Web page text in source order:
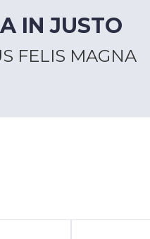
IN JUSTO
FELIS MAGNA